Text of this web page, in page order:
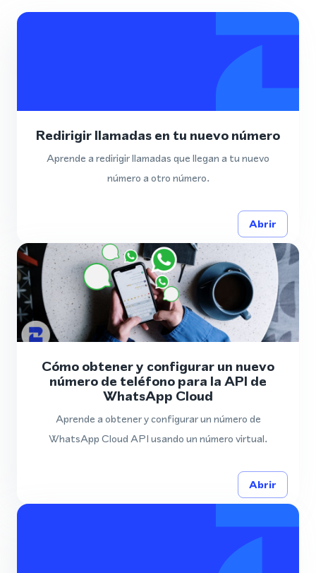
Redirigir llamadas en tu nuevo número
Aprende a redirigir llamadas que llegan a tu nuevo
número a otro número.
Abrir
Cómo obtener y configurar un nuevo
número de teléfono para la API de
WhatsApp Cloud
Aprende a obtener y configurar un número de
WhatsApp Cloud API usando un número virtual.
Abrir